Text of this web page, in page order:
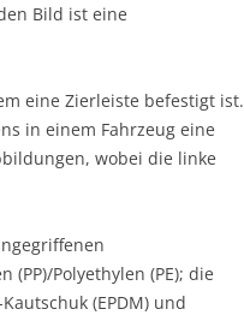
Bild ist eine
eine Zierleiste befestigt ist.
in einem Fahrzeug eine
wobei die linke
Polyethylen (PE); die
(EPDM) und